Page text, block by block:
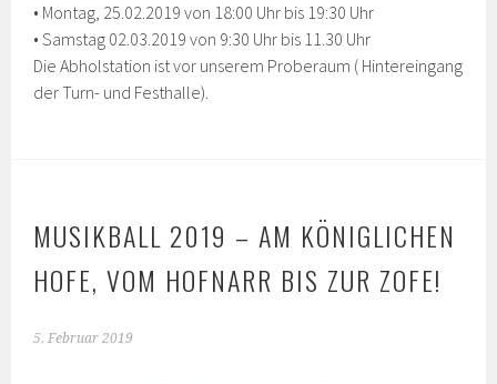
• Montag, 25.02.2019 von 18:00 Uhr bis 19:30 Uhr
• Samstag 02.03.2019 von 9:30 Uhr bis 11.30 Uhr
Die Abholstation ist vor unserem Proberaum ( Hintereingang
der Turn- und Festhalle).
MUSIKBALL 2019 – AM KÖNIGLICHEN
HOFE, VOM HOFNARR BIS ZUR ZOFE!
5. Februar 2019